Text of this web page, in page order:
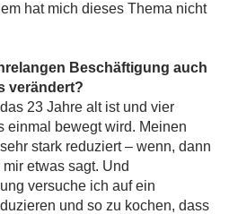
hat mich dieses Thema nicht
Beschäftigung auch
verändert?
23 Jahre alt ist und vier
einmal bewegt wird. Meinen
stark reduziert – wenn, dann
etwas sagt. Und
versuche ich auf ein
und so zu kochen, dass